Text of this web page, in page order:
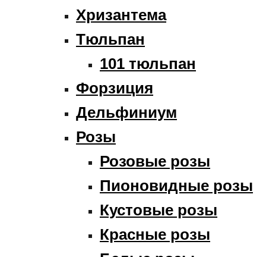
Хризантема
Тюльпан
101 тюльпан
Форзиция
Дельфиниум
Розы
Розовые розы
Пионовидные розы
Кустовые розы
Красные розы